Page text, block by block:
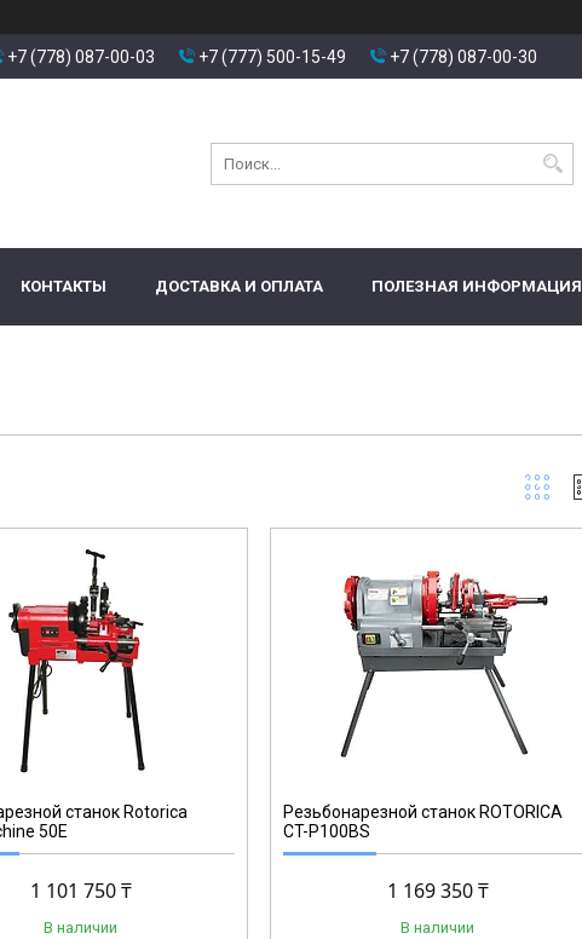
+7 (778) 087-00-03 +7 (777) 500-15-49 +7 (778) 087-00-30
КОНТАКТЫ ДОСТАВКА И ОПЛАТА ПОЛЕЗНАЯ ИНФОРМАЦИЯ
станок Rotorica
50E
1 101 750 ₸
В наличии
Резьбонарезной станок ROTORICA
CT-P100BS
1 169 350 ₸
В наличии